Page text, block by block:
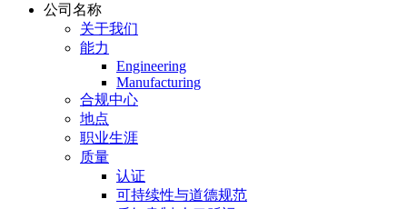
公司名称
关于我们
能力
Engineering
Manufacturing
合规中心
地点
职业生涯
质量
认证
可持续性与道德规范